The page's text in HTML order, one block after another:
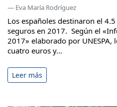
— Eva María Rodríguez
Los españoles destinaron el
seguros en 2017. Según el
2017» elaborado por
cuatro euros y...
Leer más